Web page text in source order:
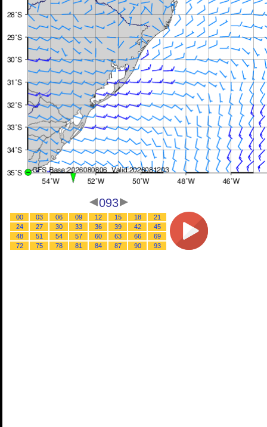
093
00 03 06 09 12 15 18
21
24
27 30 33 36 39 42
45
48
51 54 57 60 63 66
69
72
75 78 81 84 87 90 93